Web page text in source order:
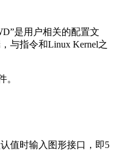
是用户相关的配置文
与指令和Linux Kernel之
。
值时输入图形接口，即5